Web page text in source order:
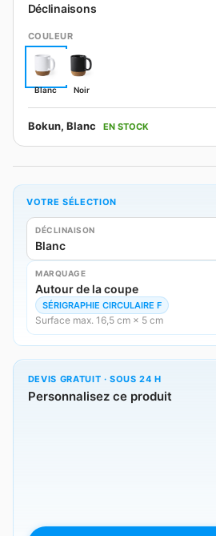
Déclinaisons
COULEUR
Blanc Noir
Bokun, Blanc EN STOCK
VOTRE SÉLECTION
DÉCLINAISON
Blanc
MARQUAGE
Autour de la coupe
SÉRIGRAPHIE CIRCULAIRE F
Surface max. 16,5 cm × 5 cm
DEVIS GRATUIT · SOUS 24 H
Personnalisez ce produit